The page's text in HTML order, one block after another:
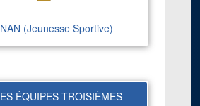
(Jeunesse Sportive)
ÉQUIPES TROISIÈMES